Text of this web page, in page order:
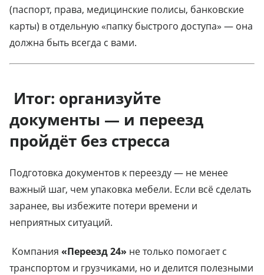
(паспорт, права, медицинские полисы, банковские
карты) в отдельную «папку быстрого доступа» — она
должна быть всегда с вами.
Итог: организуйте
документы — и переезд
пройдёт без стресса
Подготовка документов к переезду — не менее
важный шаг, чем упаковка мебели. Если всё сделать
заранее, вы избежите потери времени и
неприятных ситуаций.
Компания «Переезд 24» не только помогает с
транспортом и грузчиками, но и делится полезными